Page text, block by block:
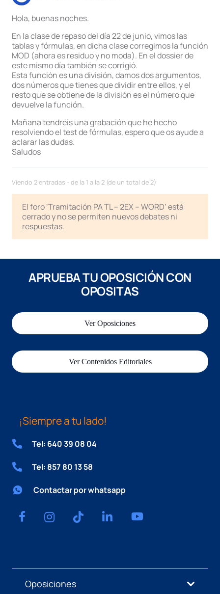
Hola, buenas noches.
En la clase de repaso del día 22 de junio, vimos las
tablas y fórmulas, en dicha clase corregimos la función
MOD (ahora es residuo y no moda). En el dossier de
este mismo día también se corrigió.
Esta función es una división, damos dos argumentos,
dos números que tienes que dividir entre ellos, y el
resto que se obtiene de la división es el número que
devuelve la función.
Mañana tendréis una grabación que he hecho
resolviendo el test de fórmulas, espero que os ayude a
aclarar las dudas.
Saludos
Viendo 2 entradas - de la 1 a la 2 (de un total de 2)
El foro ‘Tramitación PA TL – 2EX – WORD’ está
cerrado y no se permiten nuevos debates ni
respuestas.
APRUEBA TU OPOSICIÓN CON
OPOSITAS
Ver Oposiciones
Ver Contenidos Editoriales
¡Siempre a tu lado!
Tel: 640 39 08 04
Tel: 857 80 13 58
Contactar por whatsapp
Oposiciones